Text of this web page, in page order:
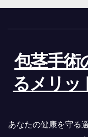
包茎手術
るメリッ
あなたの健康を守る